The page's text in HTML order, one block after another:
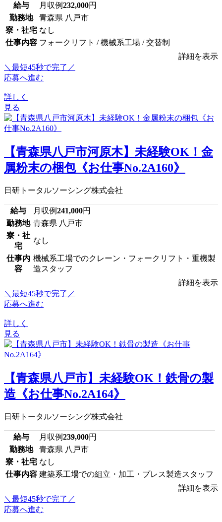
給与 月収例232,000円
勤務地
青森県 八戸市
寮・社宅 なし
仕事内容 フォークリフト / 機械系工場 / 交替制
詳細を表示
＼最短45秒で完了／
応募へ進む
詳しく
見る
【青森県八戸市河原木】未経験OK！金
属粉末の梱包《お仕事No.2A160》
日研トータルソーシング株式会社
給与 月収例241,000円
勤務地 青森県 八戸市
寮・社
宅
なし
仕事内
容
機械系工場でのクレーン・フォークリフト・重機製
造スタッフ
詳細を表示
＼最短45秒で完了／
応募へ進む
詳しく
見る
【青森県八戸市】未経験OK！鉄骨の製
造《お仕事No.2A164》
日研トータルソーシング株式会社
給与 月収例239,000円
勤務地
青森県 八戸市
寮・社宅 なし
仕事内容 建築系工場での組立・加工・プレス製造スタッフ
詳細を表示
＼最短45秒で完了／
応募へ進む